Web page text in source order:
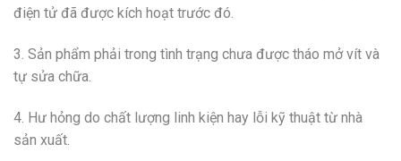
điện tử đã được kích hoạt trước đó.
3. Sản phẩm phải trong tình trạng chưa được tháo mở vít và
tự sửa chữa.
4. Hư hỏng do chất lượng linh kiện hay lỗi kỹ thuật từ nhà
sản xuất.